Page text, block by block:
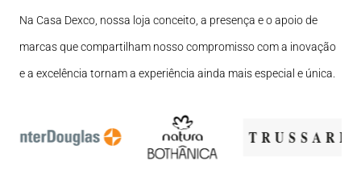
Na Casa Dexco, nossa loja conceito, a presença e o apoio de
marcas que compartilham nosso compromisso com a inovação
e a excelência tornam a experiência ainda mais especial e única.